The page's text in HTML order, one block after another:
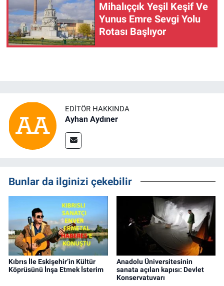
Mihalıççık Yeşil Keşif Ve
Yunus Emre Sevgi Yolu
Rotası Başlıyor
EDITÖR HAKKINDA
Ayhan Aydıner
Bunlar da ilginizi çekebilir
Kıbrıs İle Eskişehir’in Kültür
Köprüsünü İnşa Etmek İsterim
Anadolu Üniversitesinin
sanata açılan kapısı: Devlet
Konservatuvarı